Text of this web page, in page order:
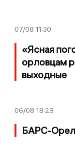
07/08 11:30
«Ясная
орловцам
выходные
06/08 18:29
БАРС-Орел